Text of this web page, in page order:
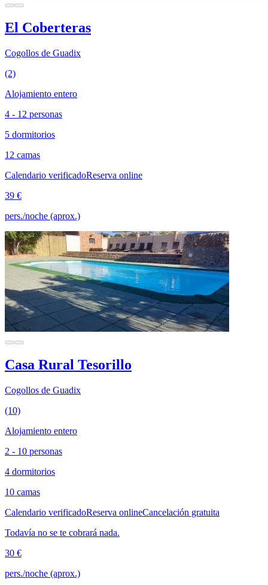
El Coberteras
Cogollos de Guadix
(2)
Alojamiento entero
4 - 12 personas
5 dormitorios
12 camas
Calendario verificadoReserva online
39 €
pers./noche (aprox.)
Casa Rural Tesorillo
Cogollos de Guadix
(10)
Alojamiento entero
2 - 10 personas
4 dormitorios
10 camas
Calendario verificadoReserva onlineCancelación gratuita
Todavía no se te cobrará nada.
30 €
pers./noche (aprox.)